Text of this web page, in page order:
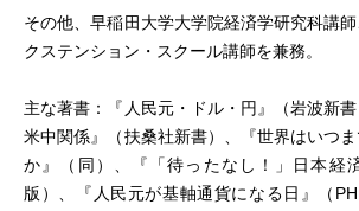
その他、早稲田大学大学院経済学研究科講
クステンション・スクール講師を兼務。
主な著書：『人民元・ドル・円』（岩波新
米中関係』（扶桑社新書）、『世界はいつ
か』（同）、『「待ったなし！」日本経
版）、『人民元が基軸通貨になる日』（